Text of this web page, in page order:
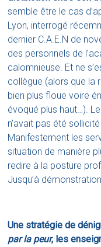
semble être le cas
Lyon, interrogé
dernier C.A.E.N de
des personnels de
calomnieuse. Et ne
collègue (alors que la
bien plus floue voire
évoqué plus haut…).
n’avait pas été
Manifestement les
situation de manière
redire à la posture
Jusqu’à
Une stratégie de
par la peur, les